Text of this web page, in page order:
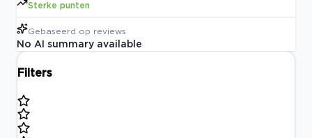
Sterke punten
Gebaseerd op reviews
No AI summary available
Filters